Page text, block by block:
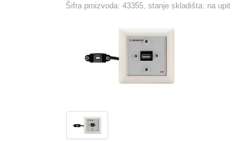
Šifra proizvoda: 43355, stanje skladišta: na upit